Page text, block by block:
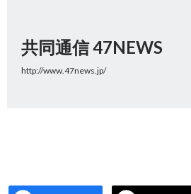
共同通信 47NEWS
http://www.47news.jp/